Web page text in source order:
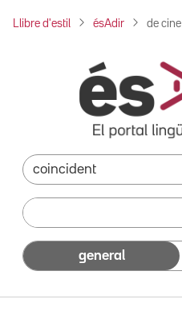
Llibre d'estil ésAdir de cine
general